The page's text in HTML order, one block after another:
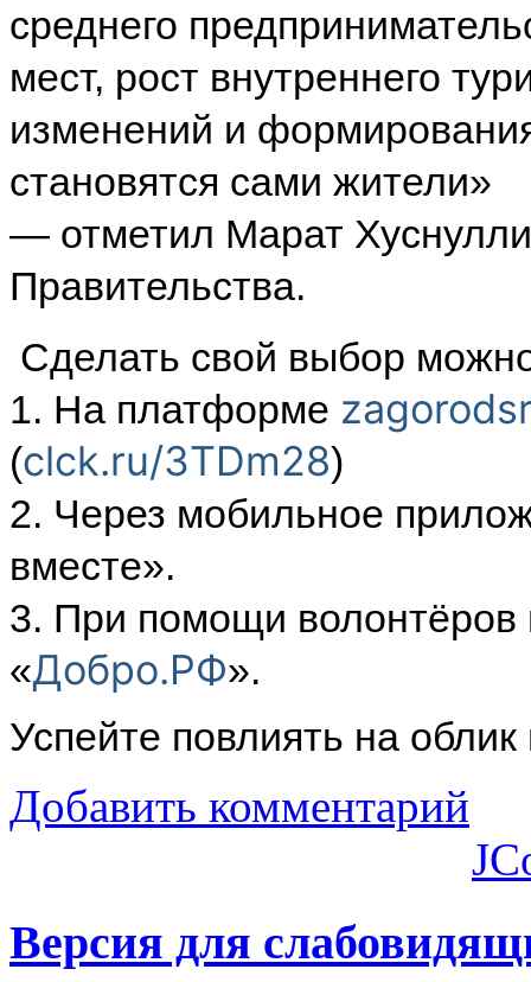
среднего
мест, рост внутреннего
изменений и
становятся сами жители»
— отметил Марат
Правительства.
Сделать свой выбор
1. На платформе
(clck.ru/3TDm28)
2. Через мобильное
вместе».
3. При помощи волонтёров
«Добро.РФ».
Успейте повлиять на
Добавить комментарий
Версия для